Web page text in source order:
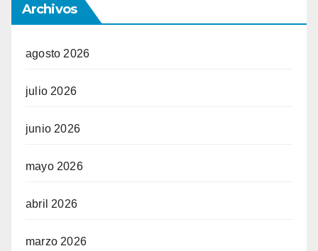
Archivos
agosto 2026
julio 2026
junio 2026
mayo 2026
abril 2026
marzo 2026